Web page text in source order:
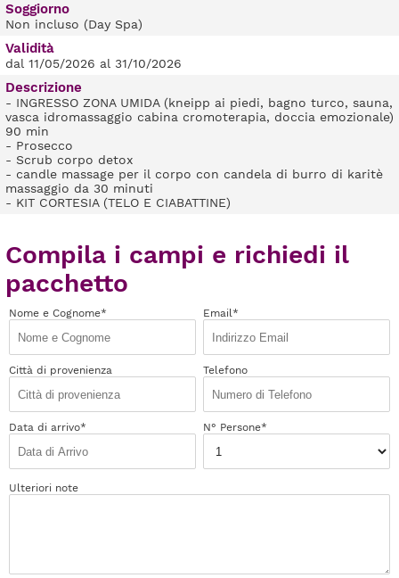
Soggiorno
Non incluso (Day Spa)
Validità
dal 11/05/2026 al 31/10/2026
Descrizione
- INGRESSO ZONA UMIDA (kneipp ai piedi, bagno turco, sauna,
vasca idromassaggio cabina cromoterapia, doccia emozionale)
90 min
- Prosecco
- Scrub corpo detox
- candle massage per il corpo con candela di burro di karitè
massaggio da 30 minuti
- KIT CORTESIA (TELO E CIABATTINE)
Compila i campi e richiedi il
pacchetto
Nome e Cognome* Email*
Città di provenienza Telefono
Data di arrivo* N° Persone*
Ulteriori note